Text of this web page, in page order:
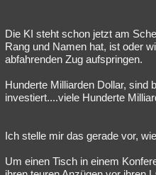
Die KI steht schon jetzt am
Rang und Namen hat, ist oder
abfahrenden Zug aufspringen.
Hunderte Milliarden Dollar, sind
investiert....viele Hunderte
Ich stelle mir das gerade vor,
Um einen Tisch in einem